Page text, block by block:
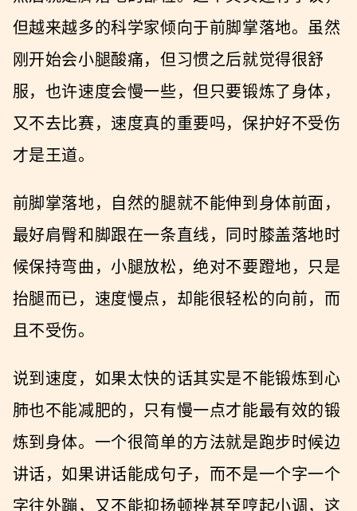
但越来越多的科学家倾向于前脚掌落地。虽然
刚开始会小腿酸痛，但习惯之后就觉得很舒
服，也许速度会慢一些，但只要锻炼了身体，
又不去比赛，速度真的重要吗，保护好不受伤
才是王道。
前脚掌落地，自然的腿就不能伸到身体前面，
最好肩臀和脚跟在一条直线，同时膝盖落地时
候保持弯曲，小腿放松，绝对不要蹬地，只是
抬腿而已，速度慢点，却能很轻松的向前，而
且不受伤。
说到速度，如果太快的话其实是不能锻炼到心
肺也不能减肥的，只有慢一点才能最有效的锻
炼到身体。一个很简单的方法就是跑步时候边
讲话，如果讲话能成句子，而不是一个字一个
字往外蹦，又不能抑扬顿挫甚至哼起小调，这